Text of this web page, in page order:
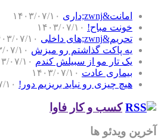
امانت&zwnj;داری
۱۴۰۳/۰۷/۱۰
خونت مباح! ۱۴۰۳/۰۷/۱۰
تحریم&zwnj;های داخلی
۱۴۰۳/
یه پاکت گذاشتم رو میزش ۱۴۰۳/
یک تار مو از سبیلش کندم ۱۴۰۳/
بیماری عادت ۱۴۰۳/۰۷/۱۰
هیچ چیزی رو نباید بریزیم دور!
کسب و کار فاوا
آخرین ویدئو ها